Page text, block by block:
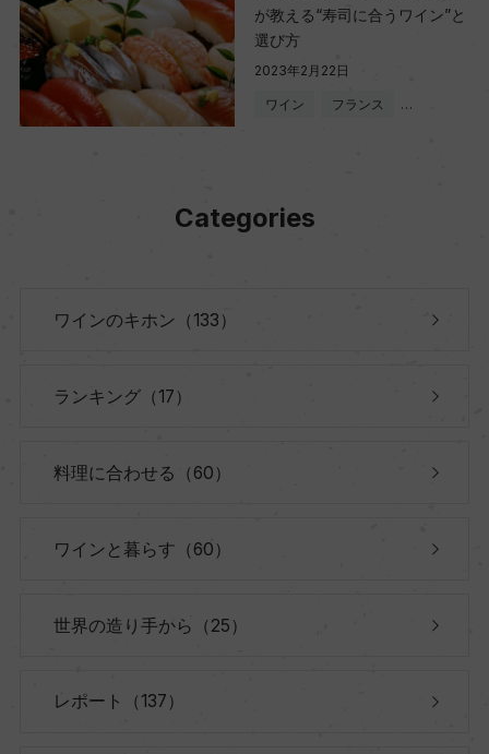
が教える“寿司に合うワイン”と
選び方
2023年2月22日
ワイン フランス …
Categories
ワインのキホン（133）
ランキング（17）
料理に合わせる（60）
ワインと暮らす（60）
世界の造り手から（25）
レポート（137）